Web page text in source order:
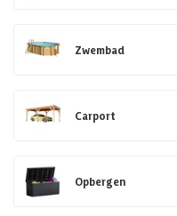
Zwembad
Carport
Opbergen